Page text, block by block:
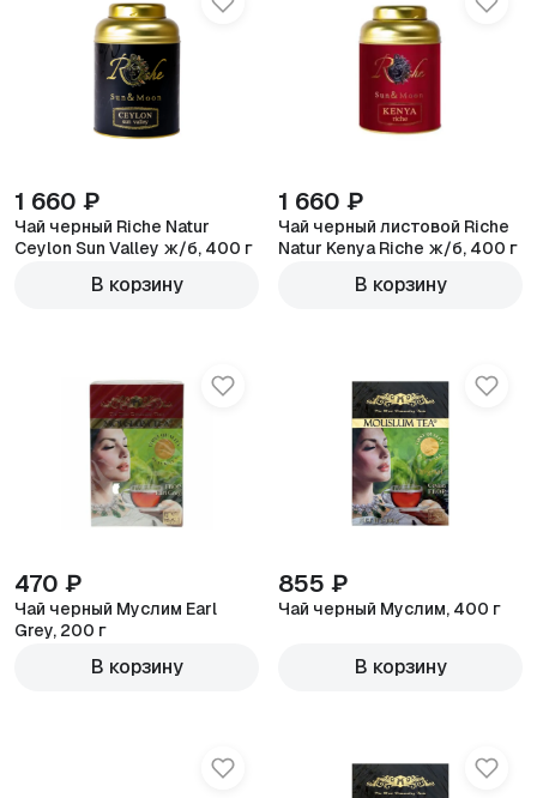
1 660 ₽
Чай черный Riche Natur
Ceylon Sun Valley ж/б, 400 г
В корзину
1 660 ₽
Чай черный листовой Riche
Natur Kenya Riche ж/б, 400 г
В корзину
470 ₽
Чай черный Муслим Earl
Grey, 200 г
В корзину
855 ₽
Чай черный Муслим, 400 г
В корзину